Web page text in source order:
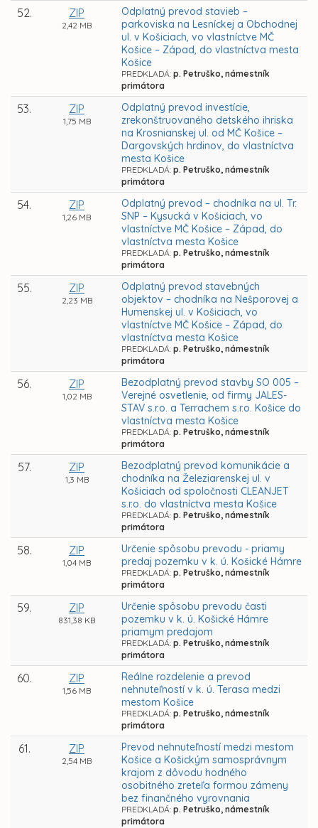
52. ZIP
2,42 MB
Odplatný prevod stavieb –
parkoviska na Lesníckej a Obchodnej
ul. v Košiciach, vo vlastníctve MČ
Košice – Západ, do vlastníctva mesta
Košice
PREDKLADÁ: p. Petruško, námestník
primátora
53. ZIP
1,75 MB
Odplatný prevod investície,
zrekonštruovaného detského ihriska
na Krosnianskej ul. od MČ Košice –
Dargovských hrdinov, do vlastníctva
mesta Košice
PREDKLADÁ: p. Petruško, námestník
primátora
54. ZIP
1,26 MB
Odplatný prevod – chodníka na ul. Tr.
SNP – Kysucká v Košiciach, vo
vlastníctve MČ Košice – Západ, do
vlastníctva mesta Košice
PREDKLADÁ: p. Petruško, námestník
primátora
55. ZIP
2,23 MB
Odplatný prevod stavebných
objektov – chodníka na Nešporovej a
Humenskej ul. v Košiciach, vo
vlastníctve MČ Košice – Západ, do
vlastníctva mesta Košice
PREDKLADÁ: p. Petruško, námestník
primátora
56. ZIP
1,02 MB
Bezodplatný prevod stavby SO 005 –
Verejné osvetlenie, od firmy JALES-
STAV s.r.o. a Terrachem s.r.o. Košice do
vlastníctva mesta Košice
PREDKLADÁ: p. Petruško, námestník
primátora
57. ZIP
1,3 MB
Bezodplatný prevod komunikácie a
chodníka na Železiarenskej ul. v
Košiciach od spoločnosti CLEANJET
s.r.o. do vlastníctva mesta Košice
PREDKLADÁ: p. Petruško, námestník
primátora
58. ZIP
1,04 MB
Určenie spôsobu prevodu - priamy
predaj pozemku v k. ú. Košické Hámre
PREDKLADÁ: p. Petruško, námestník
primátora
59. ZIP
831,38 KB
Určenie spôsobu prevodu časti
pozemku v k. ú. Košické Hámre
priamym predajom
PREDKLADÁ: p. Petruško, námestník
primátora
60. ZIP
1,56 MB
Reálne rozdelenie a prevod
nehnuteľností v k. ú. Terasa medzi
mestom Košice
PREDKLADÁ: p. Petruško, námestník
primátora
61. ZIP
2,54 MB
Prevod nehnuteľností medzi mestom
Košice a Košickým samosprávnym
krajom z dôvodu hodného
osobitného zreteľa formou zámeny
bez finančného vyrovnania
PREDKLADÁ: p. Petruško, námestník
primátora